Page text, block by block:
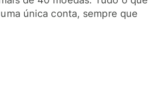
única conta, sempre que